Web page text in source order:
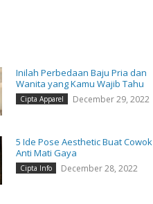
Inilah Perbedaan Baju Pria dan
Wanita yang Kamu Wajib Tahu
Cipta Apparel December 29, 2022
5 Ide Pose Aesthetic Buat Cowok
Anti Mati Gaya
Cipta Info December 28, 2022